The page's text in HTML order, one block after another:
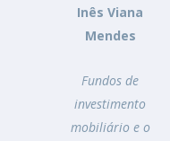
Inês Viana
Mendes
Fundos de
investimento
mobiliário e o